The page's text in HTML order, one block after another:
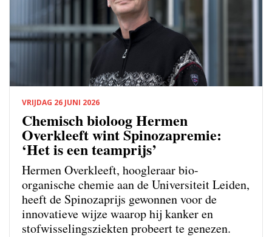
VRIJDAG 26 JUNI 2026
Chemisch bioloog Hermen
Overkleeft wint Spinozapremie:
‘Het is een teamprijs’
Hermen Overkleeft, hoogleraar bio-
organische chemie aan de Universiteit Leiden,
heeft de Spinozaprijs gewonnen voor de
innovatieve wijze waarop hij kanker en
stofwisselingsziekten probeert te genezen.